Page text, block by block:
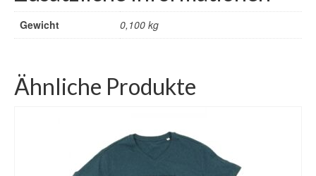
Gewicht 0,100 kg
Ähnliche Produkte